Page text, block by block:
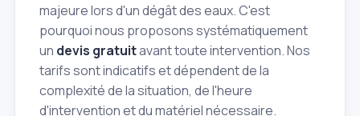
majeure lors d'un dégât des eaux. C'est
pourquoi nous proposons systématiquement
un devis gratuitavant toute intervention. Nos
tarifs sont indicatifs et dépendent de la
complexité de la situation, de l'heure
d'intervention et du matériel nécessaire.